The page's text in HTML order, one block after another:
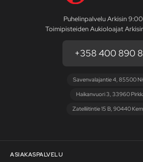
Puhelinpalvelu Arkisin
Toimipisteiden Aukioloajat
+358 400 890
Savenvalajantie 4, 85500
Haikanvuori 3, 33960
Zatelliitintie 15 B, 90440
ASIAKASPALVELU